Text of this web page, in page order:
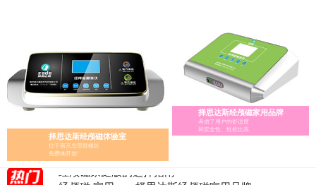
择思达斯经颅磁体验室
位于南京总部鼓楼区
免费体开放!
择思达斯经颅磁家用品牌
考虑了用户的舒适度
和安全性、性价比高
经颅磁 家用——择思达斯经颅磁家用品牌